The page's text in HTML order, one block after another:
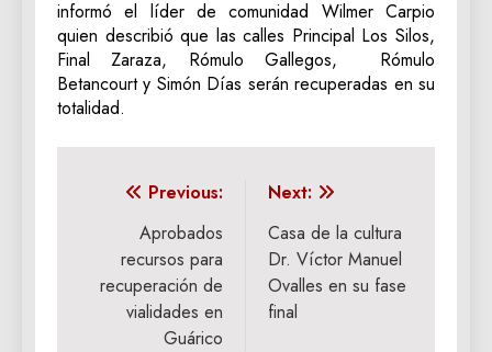
informó el líder de comunidad Wilmer Carpio
quien describió que las calles Principal Los Silos,
Final Zaraza, Rómulo Gallegos, Rómulo
Betancourt y Simón Días serán recuperadas en su
totalidad.
Navegación
entradas
Previous:
Aprobados
recursos para
recuperación de
vialidades en
Guárico
Next:
Casa de la cultura
Dr. Víctor Manuel
Ovalles en su fase
final